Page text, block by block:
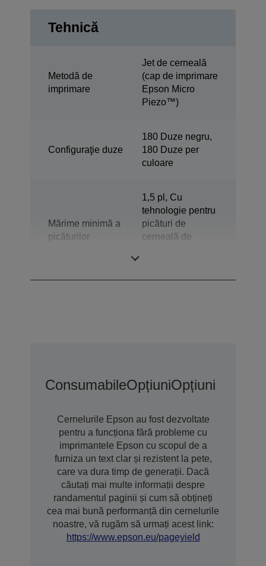
Tehnică
Metodă de
imprimare
Jet de cerneală
(cap de imprimare
Epson Micro
Piezo™)
Configuraţie duze
180 Duze negru,
180 Duze per
culoare
Mărime minimă a
picăturilor
1,5 pl, Cu
tehnologie pentru
picături de
cerneală de
ConsumabileOpțiuniOpțiuni De
Cernelurile Epson au fost dezvoltate
pentru a funcționa fără probleme cu
imprimantele Epson cu scopul de a
furniza un text clar și rezistent la pete,
care va dura timp de generații. Dacă
căutați mai multe informații despre
randamentul paginii și cum să obțineți
cea mai bună performanță din cernelurile
noastre, vă rugăm să urmați acest link:
https://www.epson.eu/pageyield